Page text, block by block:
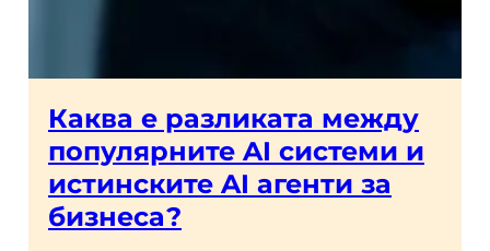
Каква е разликата между
популярните AI системи и
истинските AI агенти за
бизнеса?